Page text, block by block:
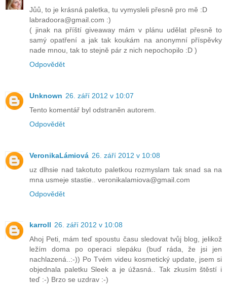
Jůů, to je krásná paletka, tu vymysleli přesně pro mě :D
labradoora@gmail.com :)
( jinak na příští giveaway mám v plánu udělat přesně to
samý opatření a jak tak koukám na anonymní příspěvky
nade mnou, tak to stejně pár z nich nepochopilo :D )
Odpovědět
Unknown 26. září 2012 v 10:07
Tento komentář byl odstraněn autorem.
Odpovědět
VeronikaLámiová 26. září 2012 v 10:08
uz dlhsie nad takotuto paletkou rozmyslam tak snad sa na
mna usmeje stastie.. veronikalamiova@gmail.com
Odpovědět
karroll 26. září 2012 v 10:08
Ahoj Peti, mám teď spoustu času sledovat tvůj blog, jelikož
ležím doma po operaci slepáku (buď ráda, že jsi jen
nachlazená..:-)) Po Tvém videu kosmetický update, jsem si
objednala paletku Sleek a je úžasná.. Tak zkusím štěstí i
teď :-) Brzo se uzdrav :-)